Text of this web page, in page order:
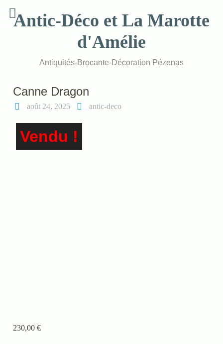
contentAntic-Déco et La Marotte
d'Amélie
Antiquités-Brocante-Décoration Pézenas
Canne Dragon
août 24, 2025 antic-deco
Vendu !
230,00€